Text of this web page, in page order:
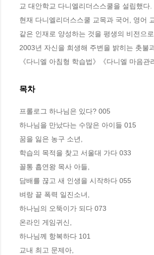
교 대안학교 다니엘리더스스쿨을 설립했다.
현재 다니엘리더스스쿨 교목과 국어, 영어
같은 인재로 양성하는 것을 평생의 비전으
2003년 자신을 희생해 주변을 밝히는 촛불
《다니엘 아침형 학습법》《다니엘 마음
목차
프롤로그 하나님은 있다? 005
하나님을 만났다는 수많은 아이들 015
꿈을 잃은 농구 소년,
학습의 목적을 찾고 서울대 가다 033
꼴통 흡연왕 목사 아들,
담배를 끊고 새 인생을 시작하다 055
벼랑 끝 폭력 일진소녀,
하나님의 오뚝이가 되다 073
온라인 게임귀신,
하나님께 항복하다 101
교내 최고 문제아,